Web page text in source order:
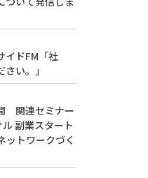
イドFM「社
い。」
関連セミナー
副業スタート
ットワークづく